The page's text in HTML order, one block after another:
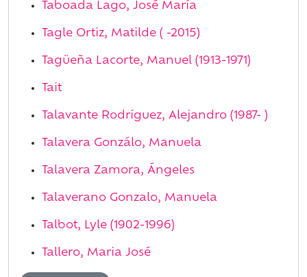
Taboada Lago, José María
Tagle Ortiz, Matilde ( -2015)
Tagüeña Lacorte, Manuel (1913-1971)
Tait
Talavante Rodríguez, Alejandro (1987- )
Talavera Gonzálo, Manuela
Talavera Zamora, Ángeles
Talaverano Gonzalo, Manuela
Talbot, Lyle (1902-1996)
Tallero, Maria José